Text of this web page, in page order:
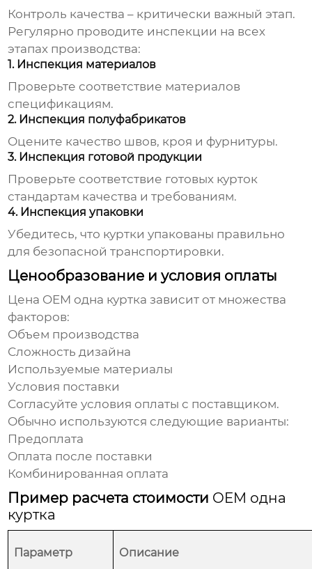
Контроль качества – критически важный этап.
Регулярно проводите инспекции на всех
этапах производства:
1. Инспекция материалов
Проверьте соответствие материалов
спецификациям.
2. Инспекция полуфабрикатов
Оцените качество швов, кроя и фурнитуры.
3. Инспекция готовой продукции
Проверьте соответствие готовых курток
стандартам качества и требованиям.
4. Инспекция упаковки
Убедитесь, что куртки упакованы правильно
для безопасной транспортировки.
Ценообразование и условия оплаты
Цена OEM одна куртка зависит от множества
факторов:
Объем производства
Сложность дизайна
Используемые материалы
Условия поставки
Согласуйте условия оплаты с поставщиком.
Обычно используются следующие варианты:
Предоплата
Оплата после поставки
Комбинированная оплата
Пример расчета стоимости OEM одна
куртка
Параметр Описание